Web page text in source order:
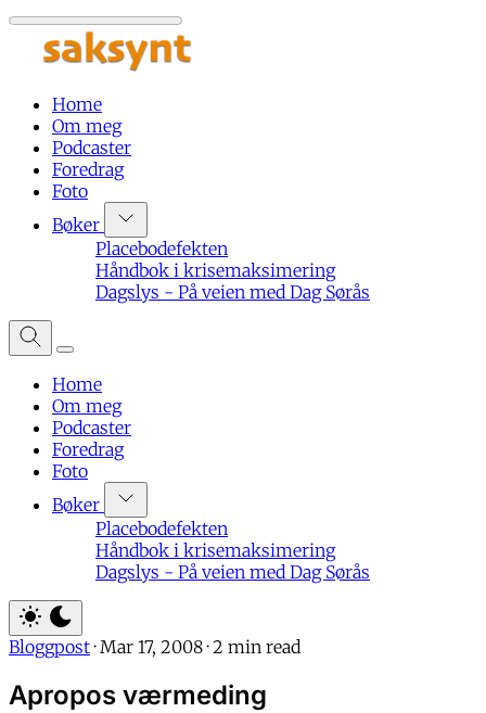
Home
Om meg
Podcaster
Foredrag
Foto
Bøker
Placebodefekten
Håndbok i krisemaksimering
Dagslys - På veien med Dag Sørås
Home
Om meg
Podcaster
Foredrag
Foto
Bøker
Placebodefekten
Håndbok i krisemaksimering
Dagslys - På veien med Dag Sørås
Bloggpost · Mar 17, 2008 · 2 min read
Apropos værmeding